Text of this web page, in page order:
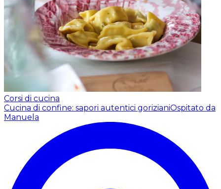
Corsi di cucina
Cucina di confine: sapori autentici gorizianiOspitato da
Manuela